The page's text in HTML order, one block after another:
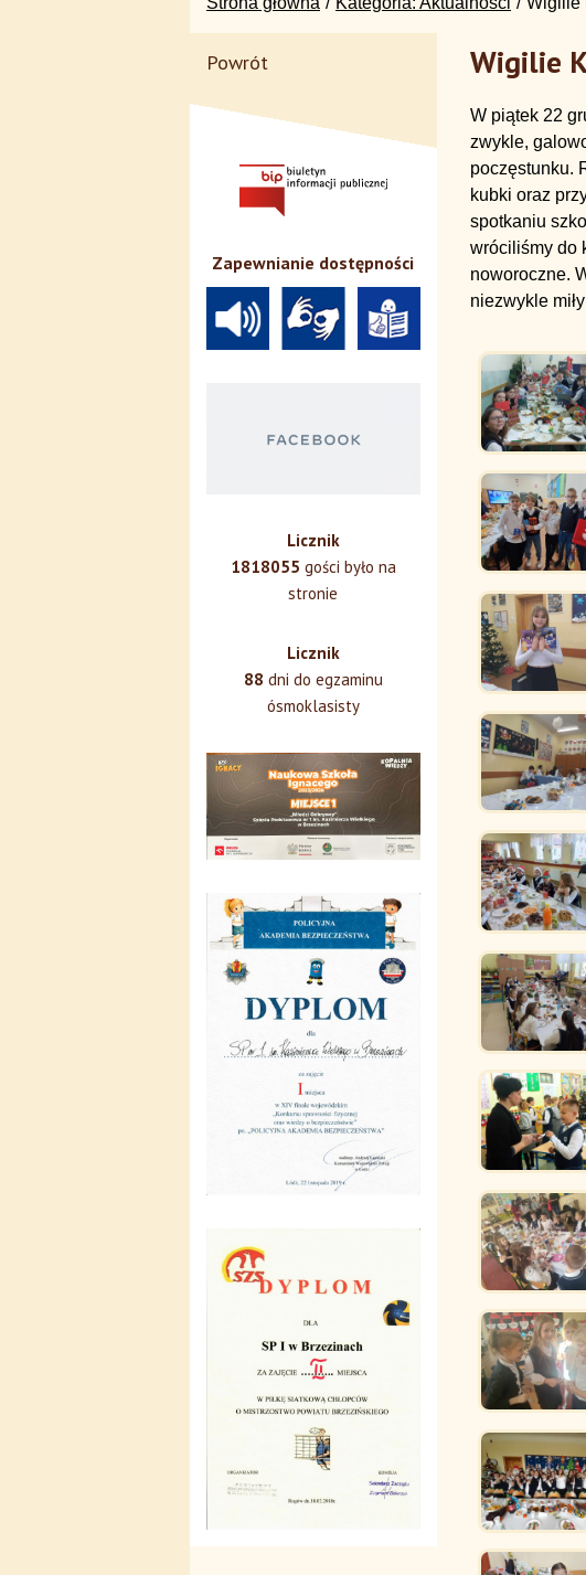
Wigilie
W piątek 22
zwykle,
poczęstunku.
kubki oraz
spotkaniu
wróciliśmy do
noworoczne.
niezwykle
Powrót
Zapewnianie dostępności
Licznik
1818055 gości było na
stronie
Licznik
88 dni do egzaminu
ósmoklasisty